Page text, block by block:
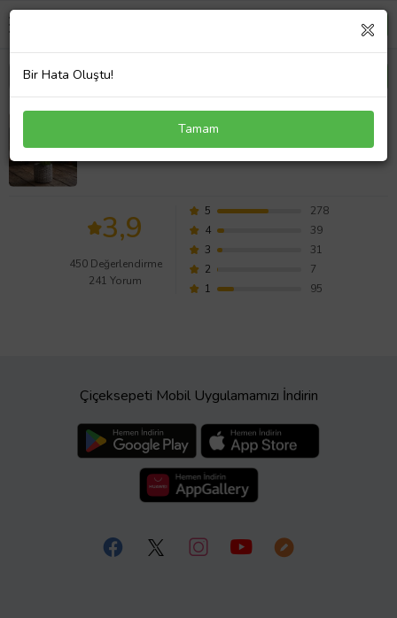
Kare Desenli Gri Beton Saksıda Camilla
Değerlendirmeleri
3,9
450 Değerlendirme
241 Yorum
5
278
4
39
3
31
2
7
1
95
Çiçeksepeti Mobil Uygulamamızı İndirin
Bir Hata Oluştu!
Tamam